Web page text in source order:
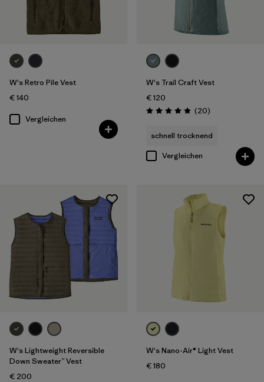
W's Retro Pile Vest
€ 140
Vergleichen
W's Trail Craft Vest
€ 120
Bewertung: 5.0 / 5
(20Rezensionen
)
schnell trocknend
Vergleichen
W's Lightweight Reversible
Down Sweater™ Vest
€ 200
W's Nano-Air® Light Vest
€ 180